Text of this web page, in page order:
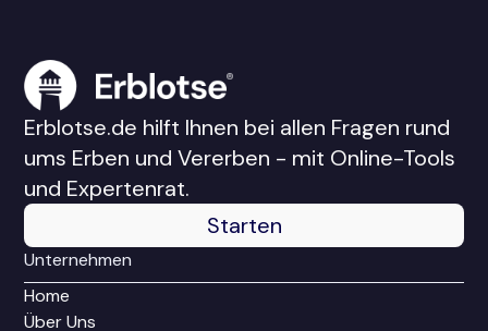
Erblotse.de hilft Ihnen bei allen Fragen rund
ums Erben und Vererben - mit Online-Tools
und Expertenrat.
Starten
Unternehmen
Home
Über Uns